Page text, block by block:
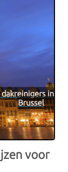
in
Brussel
voor